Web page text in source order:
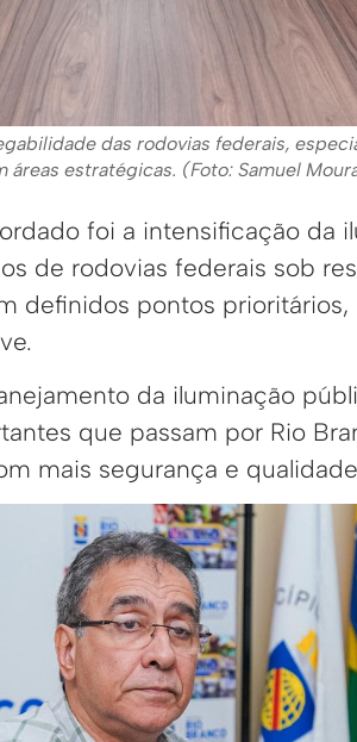
das rodovias federais,
estratégicas. (Foto: Samuel
foi a intensificação da
de rodovias federais sob
definidos pontos
da iluminação
que passam por Rio
mais segurança e